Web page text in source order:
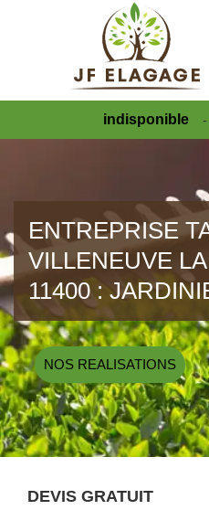
indisponible -
ENTREPRISE
VILLENEUVE
11400 :
NOS REALISATIONS
DEVIS GRATUIT